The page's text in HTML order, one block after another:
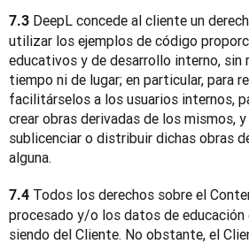
7.3 DeepL concede al cliente un
utilizar los ejemplos de código
educativos y de desarrollo interno, sin
tiempo ni de lugar; en particular, para
facilitárselos a los usuarios internos,
crear obras derivadas de los mismos,
sublicenciar o distribuir dichas obras
alguna.
7.4 Todos los derechos sobre el
procesado y/o los datos de educación
siendo del Cliente. No obstante, el